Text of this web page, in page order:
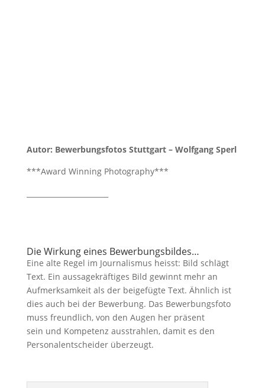
Autor: Bewerbungsfotos Stuttgart – Wolfgang Sperl
***Award Winning Photography***
Die Wirkung eines Bewerbungsbildes…
Eine alte Regel im Journalismus heisst: Bild schlägt
Text. Ein aussagekräftiges Bild gewinnt mehr an
Aufmerksamkeit als der beigefügte Text. Ähnlich ist
dies auch bei der Bewerbung. Das Bewerbungsfoto
muss freundlich, von den Augen her präsent
sein und Kompetenz ausstrahlen, damit es den
Personalentscheider überzeugt.